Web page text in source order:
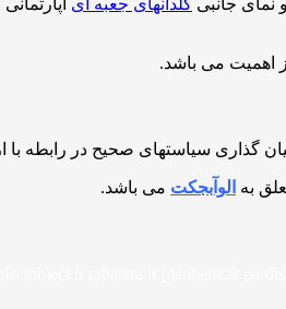
اهمیت می باشد.
گذاری سیاستهای صحیح در رابطه
به الوآبجکت می باشد.